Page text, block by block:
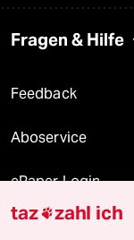
Fragen & Hilfe
Feedback
Aboservice
ePaper Login
Downloads für
taz zahl ich